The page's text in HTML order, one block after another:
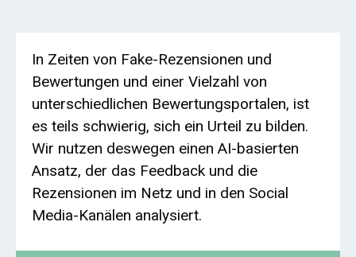
In Zeiten von Fake-Rezensionen und
Bewertungen und einer Vielzahl von
unterschiedlichen Bewertungsportalen, ist
es teils schwierig, sich ein Urteil zu bilden.
Wir nutzen deswegen einen AI-basierten
Ansatz, der das Feedback und die
Rezensionen im Netz und in den Social
Media-Kanälen analysiert.